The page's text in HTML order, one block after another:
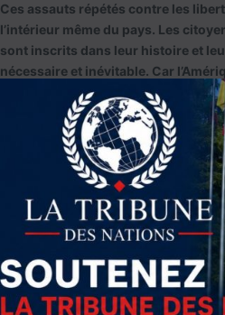
Ces assauts répétés contre les
l’intérieur même du pays. Les
sont inscrits dans leur histoire et
nécessaire et inévitable. Car
devenir l’alliée objective des
Donald Trump joue avec le feu. En
profondément la résilience
l’intérieur, porté par les millions
contraire à leur ADN
prépare inévitablement sa propre
Share this Article